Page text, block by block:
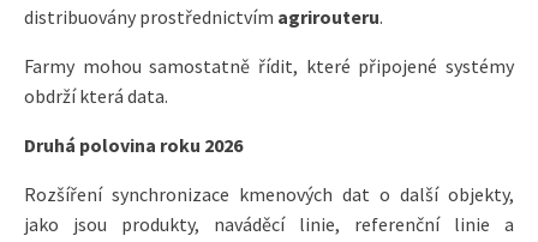
distribuovány prostřednictvím agrirouteru.
Farmy mohou samostatně řídit, které připojené systémy
obdrží která data.
Druhá polovina roku 2026
Rozšíření synchronizace kmenových dat o další objekty,
jako jsou produkty, naváděcí linie, referenční linie a